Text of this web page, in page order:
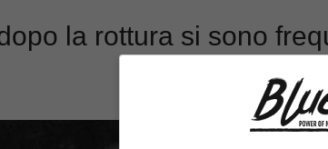
la rottura si sono